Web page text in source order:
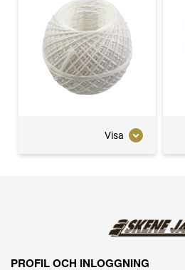
Visa
PROFIL OCH INLOGGNING